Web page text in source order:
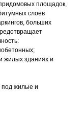
площадок,
слоев
больших
жилых зданиях и
под жилые и